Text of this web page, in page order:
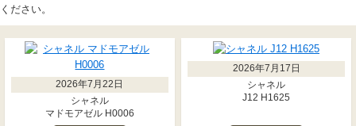
ください。
2026年7月22日
シャネル
マドモアゼル H0006
2026年7月17日
シャネル
J12 H1625